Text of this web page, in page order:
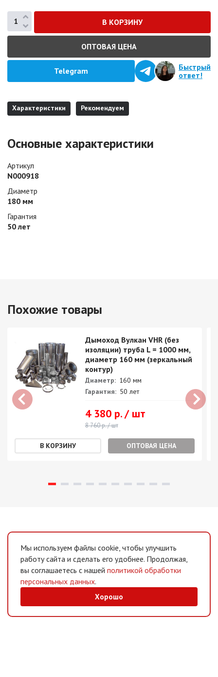
ОПТОВАЯ ЦЕНА
Telegram
Быстрый
ответ!
Характеристики Рекомендуем
Основные характеристики
Артикул
N000918
Диаметр
180 мм
Гарантия
50 лет
Похожие товары
Дымоход Вулкан VHR (без
изоляции) труба L = 1000 мм,
диаметр 160 мм (зеркальный
контур)
Диаметр: 160 мм
Гарантия: 50 лет
4 380 р. / шт
8 760 р. / шт
ОПТОВАЯ ЦЕНА
Мы используем файлы cookie, чтобы улучшить
работу сайта и сделать его удобнее. Продолжая,
вы соглашаетесь с нашей политикой обработки
персональных данных.
Хорошо